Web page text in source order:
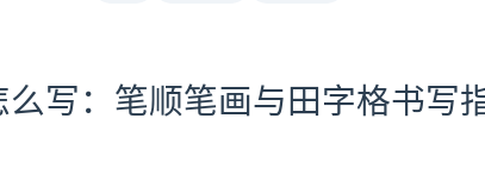
么写：笔顺笔画与田字格书写